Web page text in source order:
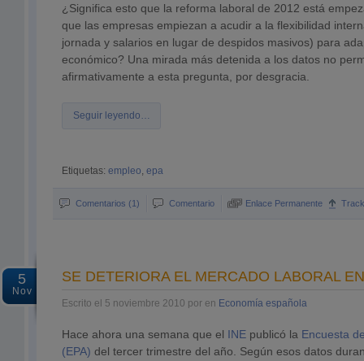
¿Significa esto que la reforma laboral de 2012 está
que las empresas empiezan a acudir a la flexibilidad
jornada y salarios en lugar de despidos masivos) para
económico? Una mirada más detenida a los datos no
afirmativamente a esta pregunta, por desgracia.
Seguir leyendo…
Etiquetas: empleo, epa
Comentarios (1) Comentario Enlace Permanente
5
Nov
SE DETERIORA EL MERCADO LABORAL
Escrito el 5 noviembre 2010 por en Economía española
Hace ahora una semana que el INE publicó la Encuesta
(EPA) del tercer trimestre del año. Según esos datos